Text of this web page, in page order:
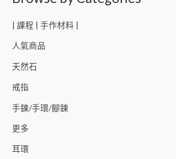
| 課程 | 手作材料 |
人氣商品
天然石
戒指
手鍊/手環/腳鍊
更多
耳環